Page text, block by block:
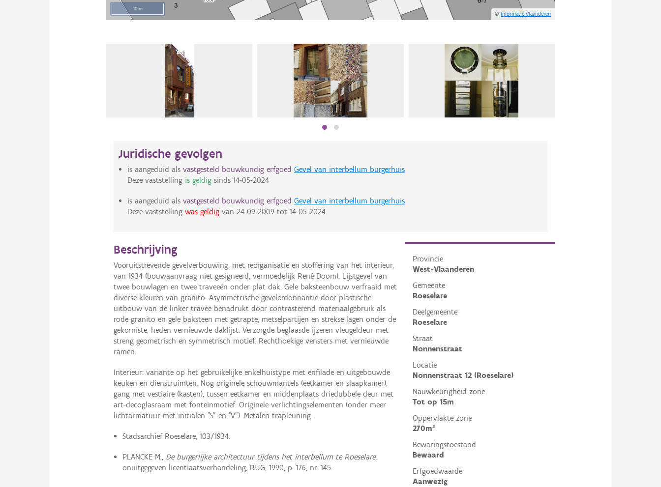
10 m
©Informatie Vlaanderen
Juridische gevolgen
is aangeduid als vastgesteld bouwkundig erfgoed Gevel van interbellum burgerhuis
Deze vaststelling is geldigsinds 14-05-2024
is aangeduid als vastgesteld bouwkundig erfgoed Gevel van interbellum burgerhuis
Deze vaststelling was geldigvan 24-09-2009 tot 14-05-2024
Provincie
West-Vlaanderen
Gemeente
Roeselare
Deelgemeente
Roeselare
Straat
Nonnenstraat
Locatie
Nonnenstraat 12 (Roeselare)
Nauwkeurigheid zone
Tot op 15m
Oppervlakte zone
270m²
Bewaringstoestand
Bewaard
Erfgoedwaarde
Aanwezig
Beschrijving
Vooruitstrevende gevelverbouwing, met reorganisatie en stoffering van het interieur,
van 1934 (bouwaanvraag niet gesigneerd, vermoedelijk René Doom). Lijstgevel van
twee bouwlagen en twee traveeën onder plat dak. Gele baksteenbouw verfraaid met
diverse kleuren van granito. Asymmetrische gevelordonnantie door plastische
uitbouw van de linker travee benadrukt door contrasterend materiaalgebruik als
rode granito en gele baksteen met getrapte, metselpartijen en strekse lagen onder de
gekorniste, heden vernieuwde daklijst. Verzorgde beglaasde ijzeren vleugeldeur met
streng geometrisch en symmetrisch motief. Rechthoekige vensters met vernieuwde
ramen.
Interieur: variante op het gebruikelijke enkelhuistype met enfilade en uitgebouwde
keuken en dienstruimten. Nog originele schouwmantels (eetkamer en slaapkamer),
gang met vestiaire (kasten), tussen eetkamer en middenplaats driedubbele deur met
art-decoglasraam met fonteinmotief. Originele verlichtingselementen (onder meer
lichtarmatuur met initialen "S" en "V"). Metalen trapleuning.
Stadsarchief Roeselare, 103/1934.
PLANCKE M., De burgerlijke architectuur tijdens het interbellum te Roeselare,
onuitgegeven licentiaatsverhandeling, RUG, 1990, p. 176, nr. 145.